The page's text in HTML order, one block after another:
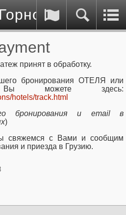
принят в обработку.
бронирования ОТЕЛЯ или
Вы можете здесь:
hotels/track.html
бронирования и email в
)
свяжемся с Вами и сообщим
и приезда в Грузию.